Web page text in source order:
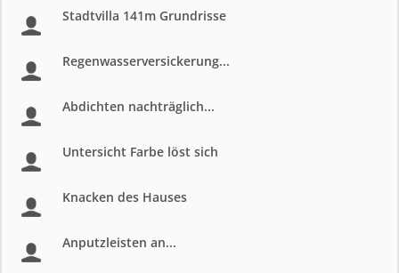
Stadtvilla 141m Grundrisse
Regenwasserversickerung...
Abdichten nachträglich...
Untersicht Farbe löst sich
Knacken des Hauses
Anputzleisten an...